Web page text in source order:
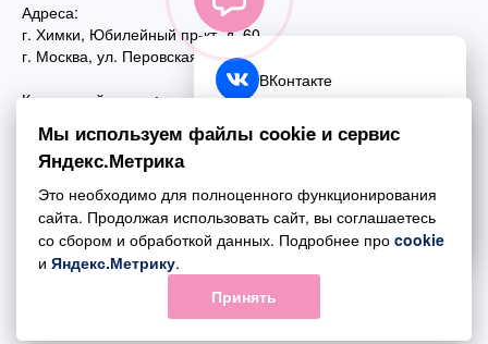
Адреса:
г. Химки, Юбилейный пр-кт, д. 60
г. Москва, ул. Перовская, д. 59
Контактный номер:
+7 (495) 970-44-75
Почта:
mail@esta-fiesta.ru
Режим работы интернет-магазина:
ПН-ВС с 09:00 до 21:00
ВКонтакте
Telegram
Обратный звонок
Мы используем файлы cookie и сервис
Яндекс.Метрика
Это необходимо для полноценного функционирования
сайта. Продолжая использовать сайт, вы соглашаетесь
со сбором и обработкой данных. Подробнее про cookie
и Яндекс.Метрику.
Принять